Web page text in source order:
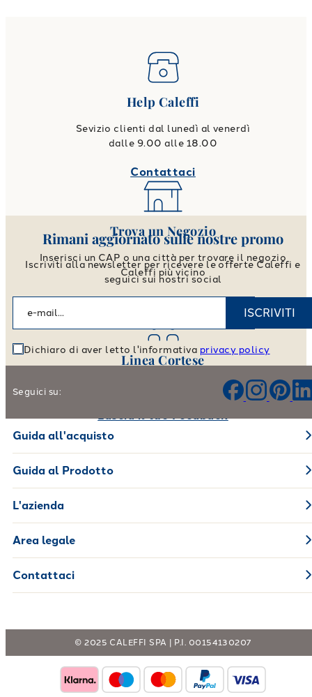
Help Caleffi
Sevizio clienti dal lunedì al venerdì
dalle 9.00 alle 18.00
Contattaci
Trova un Negozio
Inserisci un CAP o una città per trovare il negozio
Caleffi più vicino
Vai allo store locator
Linea Cortese
Aiutaci a migliorare i nostri prodotti e il nostro servizio
Rimani aggiornato sulle nostre promo
Iscriviti alla newsletter per ricevere le offerte Caleffi e
seguici sui nostri social
ISCRIVITI
Dichiaro di aver letto l'informativa privacy policy
Seguici su:
Guida all'acquisto
Guida al Prodotto
L'azienda
Area legale
Contattaci
© 2025 CALEFFI SPA | P.I. 00154130207